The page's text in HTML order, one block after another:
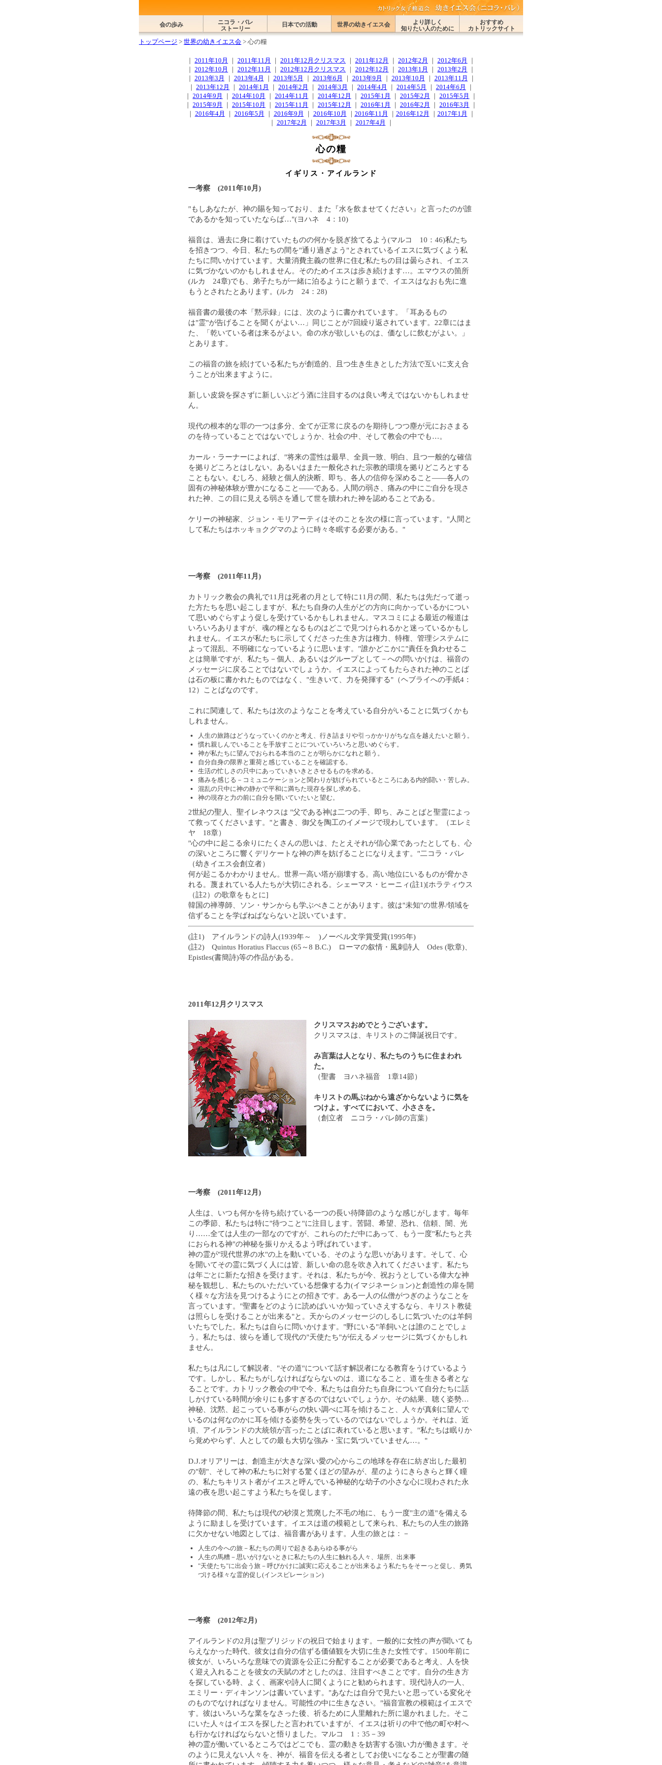
会の歩み
ニコラ・バレ
ストーリー
日本での活動 世界の幼きイエス会
より詳しく
知りたい人のために
おすすめ
カトリックサイト
トップページ > 世界の幼きイエス会 > 心の糧
｜ 2011年10月 ｜ 2011年11月 ｜ 2011年12月クリスマス ｜ 2011年12月 ｜ 2012年2月 ｜ 2012年6月
｜
｜ 2012年10月 ｜ 2012年11月 ｜ 2012年12月クリスマス ｜ 2012年12月 ｜ 2013年1月 ｜ 2013年2月
｜
｜ 2013年3月 ｜ 2013年4月 ｜ 2013年5月 ｜ 2013年6月 ｜ 2013年9月 ｜ 2013年10月 ｜ 2013年11月
｜
｜ 2013年12月 ｜ 2014年1月 ｜ 2014年2月 ｜ 2014年3月 ｜ 2014年4月 ｜ 2014年5月 ｜ 2014年6月
｜
｜ 2014年9月 ｜ 2014年10月 ｜ 2014年11月 ｜ 2014年12月 ｜ 2015年1月 ｜ 2015年2月 ｜ 2015年5月
｜
｜ 2015年9月 ｜ 2015年10月 ｜ 2015年11月 ｜ 2015年12月 ｜ 2016年1月 ｜ 2016年2月 ｜ 2016年3月
｜
｜ 2016年4月 ｜ 2016年5月 ｜ 2016年9月 ｜ 2016年10月 ｜ 2016年11月 ｜ 2016年12月 ｜ 2017年1月
｜
｜ 2017年2月 ｜ 2017年3月 ｜ 2017年4月 ｜
心の糧
イギリス・アイルランド
一考察 (2011年10月)
"もしあなたが、神の賜を知っており、また『水を飲ませてください』と言ったのが誰
であるかを知っていたならば…"(ヨハネ 4：10)
福音は、過去に身に着けていたものの何かを脱ぎ捨てるよう(マルコ 10：46)私たち
を招きつつ、今日、私たちの間を"通り過ぎよう"とされているイエスに気づくよう私
たちに問いかけています。大量消費主義の世界に住む私たちの目は曇らされ、イエス
に気づかないのかもしれません。そのためイエスは歩き続けます…。エマウスの箇所
(ルカ 24章)でも、弟子たちが一緒に泊るようにと願うまで、イエスはなおも先に進
もうとされたとあります。(ルカ 24：28)
福音書の最後の本「黙示録」には、次のように書かれています。「耳あるもの
は"霊"が告げることを聞くがよい…」同じことが7回繰り返されています。22章にはま
た、「乾いている者は来るがよい。命の水が欲しいものは、価なしに飲むがよい。」
とあります。
この福音の旅を続けている私たちが創造的、且つ生き生きとした方法で互いに支え合
うことが出来ますように。
新しい皮袋を探さずに新しいぶどう酒に注目するのは良い考えではないかもしれませ
ん。
現代の根本的な罪の一つは多分、全てが正常に戻るのを期待しつつ塵が元におさまる
のを待っていることではないでしょうか、社会の中、そして教会の中でも…。
カール・ラーナーによれば、"将来の霊性は最早、全員一致、明白、且つ一般的な確信
を拠りどころとはしない。あるいはまた一般化された宗教的環境を拠りどころとする
こともない。むしろ、経験と個人的決断、即ち、各人の信仰を深めること――各人の
固有の神秘体験が豊かになること――である。人間の弱さ、痛みの中にご自分を現さ
れた神、この目に見える弱さを通して世を贖われた神を認めることである。
ケリーの神秘家、ジョン・モリアーティはそのことを次の様に言っています。"人間と
して私たちはホッキョクグマのように時々冬眠する必要がある。"
一考察 (2011年11月)
カトリック教会の典礼で11月は死者の月として特に11月の間、私たちは先だって逝っ
た方たちを思い起こしますが、私たち自身の人生がどの方向に向かっているかについ
て思いめぐらすよう促しを受けているかもしれません。マスコミによる最近の報道は
いろいろありますが、魂の糧となるものはどこで見つけられるかと迷っているかもし
れません。イエスが私たちに示してくださった生き方は権力、特権、管理システムに
よって混乱、不明確になっているように思います。"誰かどこかに"責任を負わせるこ
とは簡単ですが、私たち－個人、あるいはグループとして－への問いかけは、福音の
メッセージに戻ることではないでしょうか。イエスによってもたらされた神のことば
は石の板に書かれたものではなく、"生きいて、力を発揮する"（ヘブライへの手紙4：
12）ことばなのです。
これに関連して、私たちは次のようなことを考えている自分がいることに気づくかも
しれません。
人生の旅路はどうなっていくのかと考え、行き詰まりや引っかかりがちな点を越えたいと願う。
慣れ親しんでいることを手放すことについていろいろと思いめぐらす。
神が私たちに望んでおられる本当のことが明らかになれと願う。
自分自身の限界と重荷と感じていることを確認する。
生活の忙しさの只中にあっていきいきとさせるものを求める。
痛みを感じる－コミュニケーションと関わりが妨げられているところにある内的闘い・苦しみ。
混乱の只中に神の静かで平和に満ちた現存を探し求める。
神の現存と力の前に自分を開いていたいと望む。
2世紀の聖人、聖イレネウスは "父である神は二つの手、即ち、みことばと聖霊によっ
て救ってくださいます。"と書き、御父を陶工のイメージで現わしています。（エレミ
ヤ 18章）
"心の中に起こる余りにたくさんの思いは、たとえそれが信心業であったとしても、心
の深いところに響くデリケートな神の声を妨げることになりえます。"二コラ・バレ
（幼きイエス会創立者）
何が起こるかわかりません。世界一高い塔が崩壊する。高い地位にいるものが脅かさ
れる。蔑まれている人たちが大切にされる。シェーマス・ヒーニィ(註1)[ホラティウス
（註2）の歌章をもとに]
韓国の禅導師、ソン・サンからも学ぶべきことがあります。彼は"未知"の世界/領域を
信ずることを学ばねばならないと説いています。
(註1) アイルランドの詩人(1939年～ )ノーベル文学賞受賞(1995年)
(註2) Quintus Horatius Flaccus (65～8 B.C.) ローマの叙情・風刺詩人 Odes (歌章)、
Epistles(書簡詩)等の作品がある。
2011年12月クリスマス
クリスマスおめでとうございます。
クリスマスは、キリストのご降誕祝日です。
み言葉は人となり、私たちのうちに住まわれ
た。
（聖書 ヨハネ福音 1章14節）
キリストの馬ぶねから遠ざからないように気を
つけよ。すべてにおいて、小ささを。
（創立者 ニコラ・バレ師の言葉）
一考察 (2011年12月)
人生は、いつも何かを待ち続けている一つの長い待降節のような感じがします。毎年
この季節、私たちは特に"待つこと"に注目します。苦闘、希望、恐れ、信頼、闇、光
り……全ては人生の一部なのですが、これらのただ中にあって、もう一度"私たちと共
におられる神"の神秘を振りかえるよう呼ばれています。
神の霊が"現代世界の水"の上を動いている、そのような思いがあります。そして、心
を開いてその霊に気づく人には皆、新しい命の息を吹き入れてくださいます。私たち
は年ごとに新たな招きを受けます。それは、私たちが今、祝おうとしている偉大な神
秘を観想し、私たちのいただいている想像する力(イマジネーション)と創造性の扉を開
く様々な方法を見つけるようにとの招きです。ある一人の仏僧がつぎのようなことを
言っています。"聖書をどのように読めばいいか知っていさえするなら、キリスト教徒
は照らしを受けることが出来る"と。天からのメッセージのしるしに気づいたのは羊飼
いたちでした。私たちは自らに問いかけます。"野にいる"羊飼いとは誰のことでしょ
う。私たちは、彼らを通して現代の"天使たち"が伝えるメッセージに気づくかもしれ
ません。
私たちは凡にして解説者、"その道"について話す解説者になる教育をうけているよう
です。しかし、私たちがしなければならないのは、道になること、道を生きる者とな
ることです。カトリック教会の中で今、私たちは自分たち自身について自分たちに話
しかけている時間が余りにも多すぎるのではないでしょうか。その結果、聴く姿勢…
神秘、沈黙、起こっている事がらの快い調べに耳を傾けること、人々が真剣に望んで
いるのは何なのかに耳を傾ける姿勢を失っているのではないでしょうか。それは、近
頃、アイルランドの大統領が言ったことばに表れていると思います。"私たちは眠りか
ら覚めやらず、人としての最も大切な強み・宝に気づいていません…。"
D.J.オリアリーは、創造主が大きな深い愛の心からこの地球を存在に紡ぎ出した最初
の"朝"、そして神の私たちに対する驚くほどの望みが、星のようにきらきらと輝く瞳
の、私たちキリスト者がイエスと呼んでいる神秘的な幼子の小さな心に現わされた永
遠の夜を思い起こすよう私たちを促します。
待降節の間、私たちは現代の砂漠と荒廃した不毛の地に、もう一度"主の道"を備える
ように励ましを受けています。イエスは道の模範として来られ、私たちの人生の旅路
に欠かせない地図としては、福音書があります。人生の旅とは：－
人生の今への旅－私たちの周りで起きるあらゆる事がら
人生の馬糟－思いがけないときに私たちの人生に触れる人々、場所、出来事
"天使たち"に出会う旅－呼びかけに誠実に応えることが出来るよう私たちをそーっと促し、勇気
づける様々な霊的促し(インスピレーション)
一考察 (2012年2月)
アイルランドの2月は聖ブリジッドの祝日で始まります。一般的に女性の声が聞いても
らえなかった時代、彼女は自分の信ずる価値観を大切に生きた女性です。1500年前に
彼女が、いろいろな意味での資源を公正に分配することが必要であると考え、人を快
く迎え入れることを彼女の天賦の才としたのは、注目すべきことです。自分の生き方
を探している時、よく、画家や詩人に聞くようにと勧められます。現代詩人の一人、
エミリー・ディキンソンは書いています。"あなたは自分で見たいと思っている変化そ
のものでなければなりません。可能性の中に生きなさい。"福音宣教の模範はイエスで
す。彼はいろいろな業をなさった後、祈るために人里離れた所に退かれました。そこ
にいた人々はイエスを探したと言われていますが、イエスは祈りの中で他の町や村へ
も行かなければならないと悟りました。マルコ 1：35－39
神の霊が働いているところではどこでも、霊の動きを妨害する強い力が働きます。そ
のように見えない人々を、神が、福音を伝える者としてお使いになることが聖書の随